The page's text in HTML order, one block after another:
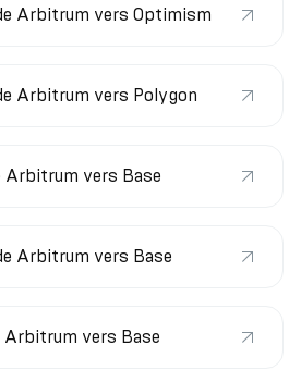
Arbitrum vers Optimism
Arbitrum vers Polygon
Arbitrum vers Base
Arbitrum vers Base
Arbitrum vers Base